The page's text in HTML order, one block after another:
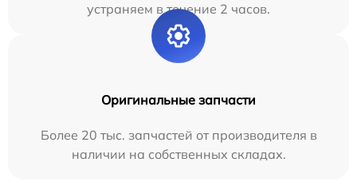
устраняем в течение 2 часов.
Оригинальные запчасти
Более 20 тыс. запчастей от производителя в
наличии на собственных складах.